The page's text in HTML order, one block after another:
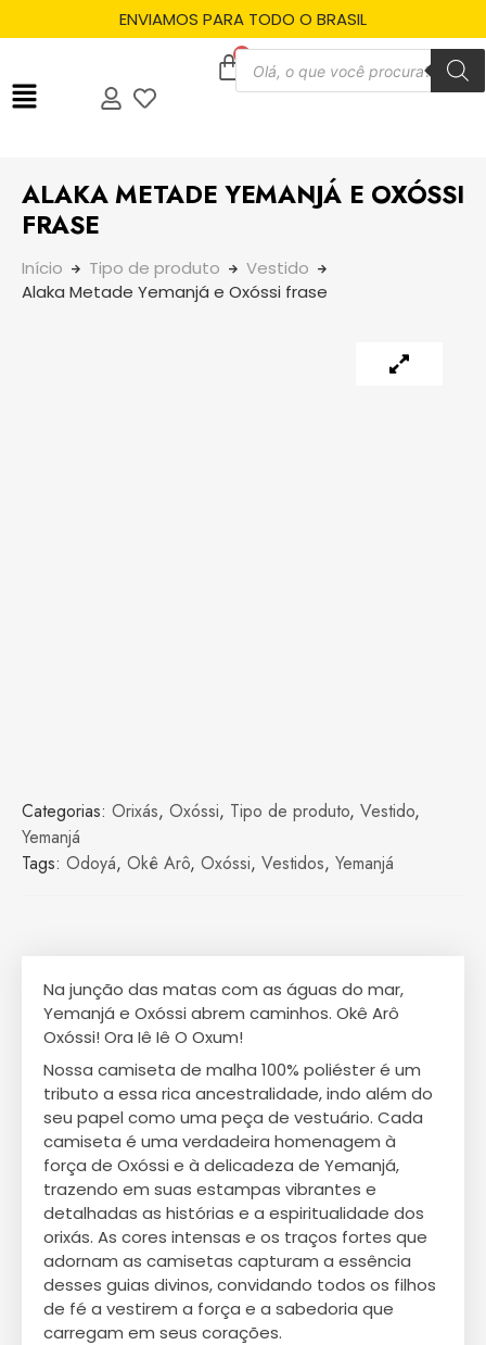
ENVIAMOS PARA TODO O BRASIL
ALAKA METADE YEMANJÁ E OXÓSSI
FRASE
Início Tipo de produto
Vestido
Alaka Metade Yemanjá e Oxóssi frase
Categorias: Orixás, Oxóssi, Tipo de produto, Vestido,
Yemanjá
Tags: Odoyá, Okê Arô, Oxóssi, Vestidos, Yemanjá
Na junção das matas com as águas do mar,
Yemanjá e Oxóssi abrem caminhos. Okê Arô
Oxóssi! Ora Iê Iê O Oxum!
Nossa camiseta de malha 100% poliéster é um
tributo a essa rica ancestralidade, indo além do
seu papel como uma peça de vestuário. Cada
camiseta é uma verdadeira homenagem à
força de Oxóssi e à delicadeza de Yemanjá,
trazendo em suas estampas vibrantes e
detalhadas as histórias e a espiritualidade dos
orixás. As cores intensas e os traços fortes que
adornam as camisetas capturam a essência
desses guias divinos, convidando todos os filhos
de fé a vestirem a força e a sabedoria que
carregam em seus corações.